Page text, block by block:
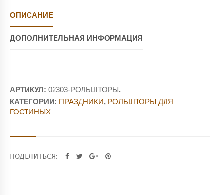
ОПИСАНИЕ
ДОПОЛНИТЕЛЬНАЯ ИНФОРМАЦИЯ
АРТИКУЛ: 02303-РОЛЬШТОРЫ.
КАТЕГОРИИ: ПРАЗДНИКИ, РОЛЬШТОРЫ ДЛЯ
ГОСТИНЫХ
ПОДЕЛИТЬСЯ: